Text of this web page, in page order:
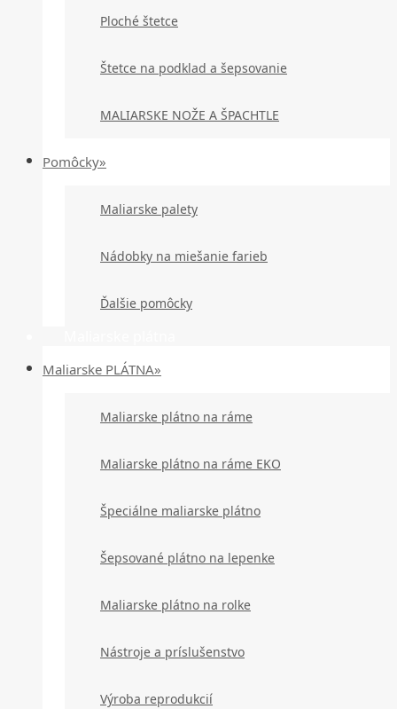
Ploché štetce
Štetce na podklad a šepsovanie
MALIARSKE NOŽE A ŠPACHTLE
Pomôcky»
Maliarske palety
Nádobky na miešanie farieb
Ďalšie pomôcky
Maliarske PLÁTNA»
Maliarske plátno na ráme
Maliarske plátno na ráme EKO
Špeciálne maliarske plátno
Šepsované plátno na lepenke
Maliarske plátno na rolke
Nástroje a príslušenstvo
Výroba reprodukcií